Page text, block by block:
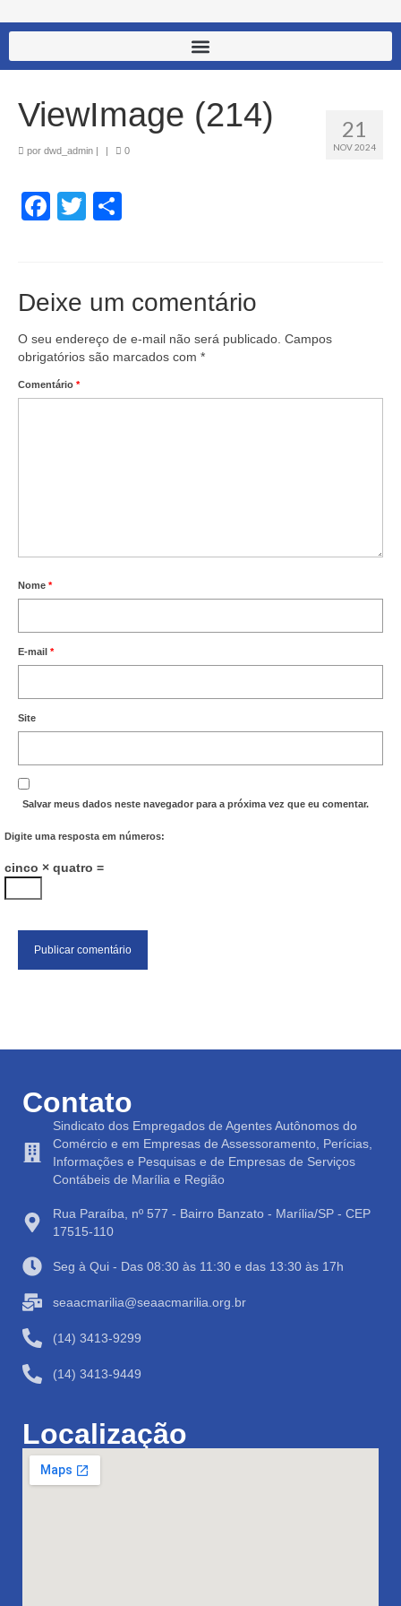
21
NOV 2024
ViewImage (214)
por dwd_admin 0
Facebook
Twitter
Deixe um comentário
O seu endereço de e-mail não será publicado. Campos
obrigatórios são marcados com *
Comentário *
Nome *
E-mail *
Site
Salvar meus dados neste navegador para a próxima vez que eu comentar.
Digite uma resposta em números:
cinco × quatro =
Contato
Sindicato dos Empregados de Agentes Autônomos do
Comércio e em Empresas de Assessoramento, Perícias,
Informações e Pesquisas e de Empresas de Serviços
Contábeis de Marília e Região
Rua Paraíba, nº 577 - Bairro Banzato - Marília/SP - CEP
17515-110
Seg à Qui - Das 08:30 às 11:30 e das 13:30 às 17h
seaacmarilia@seaacmarilia.org.br
(14) 3413-9299
(14) 3413-9449
Localização